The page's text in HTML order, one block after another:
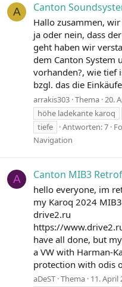
A Canton
Hallo zusammen,
ja oder nein, dass
geht haben wir
dem Canton System
vorhanden?, wie tief
bzgl. das die
arrakis303 Thema 20.
höhe ladekante karoq
tiefe
Antworten: 7
Navigation
A Canton MIB3
hello everyone, im
my Karoq 2024
drive2.ru
https://
have all done, but
a VW with Harman-
protection with odis
aDeST Thema 11. April